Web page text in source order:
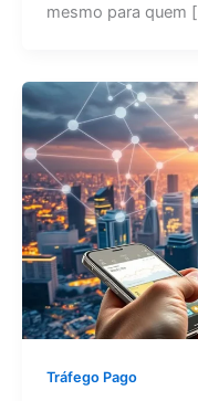
mesmo para quem
Tráfego Pago